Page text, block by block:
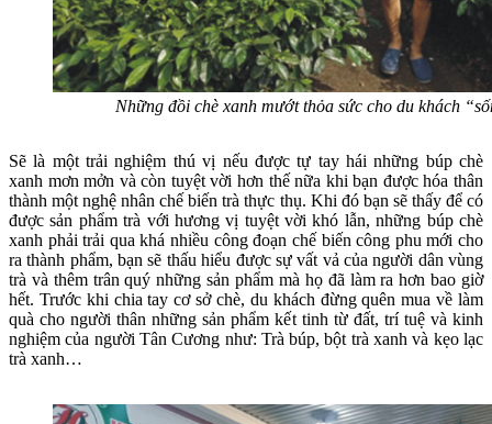
Những đồi chè xanh mướt thỏa sức cho du khách
Sẽ là một trải nghiệm thú vị nếu được tự tay hái những búp chè
xanh mơn mởn và còn tuyệt vời hơn thế nữa khi bạn được hóa thân
thành một nghệ nhân chế biến trà thực thụ. Khi đó bạn sẽ thấy để có
được sản phẩm trà với hương vị tuyệt vời khó lẫn, những búp chè
xanh phải trải qua khá nhiều công đoạn chế biến công phu mới cho
ra thành phẩm, bạn sẽ thấu hiểu được sự vất vả của người dân vùng
trà và thêm trân quý những sản phẩm mà họ đã làm ra hơn bao giờ
hết. Trước khi chia tay cơ sở chè, du khách đừng quên mua về làm
quà cho người thân những sản phẩm kết tinh từ đất, trí tuệ và kinh
nghiệm của người Tân Cương như: Trà búp, bột trà xanh và kẹo lạc
trà xanh…